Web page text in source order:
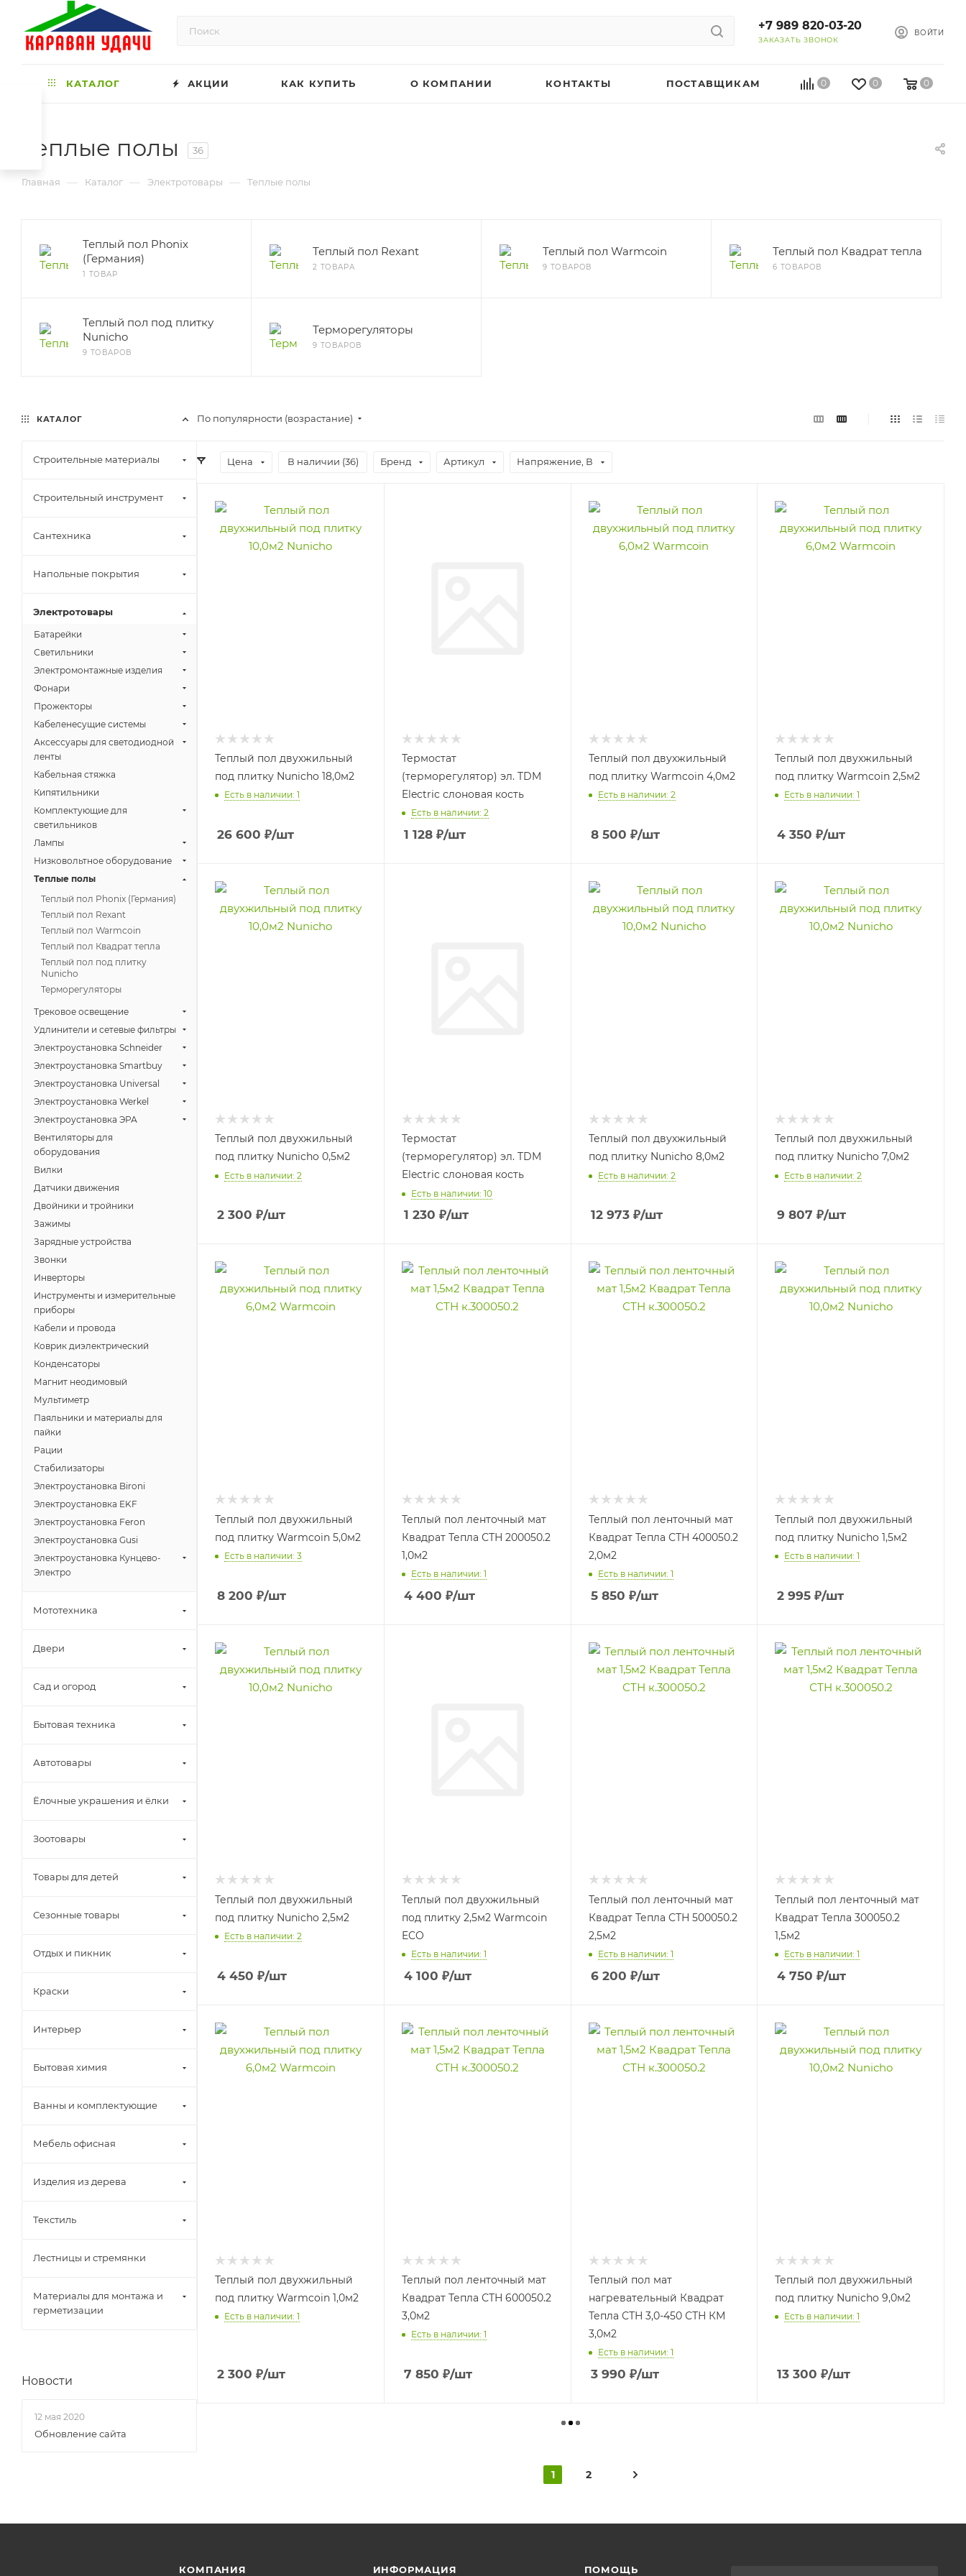
+7 989 820-03-20
ЗАКАЗАТЬ ЗВОНОК
ВОЙТИ
0 0 0
КАТАЛОГ АКЦИИ КАК КУПИТЬ О КОМПАНИИ КОНТАКТЫ ПОСТАВЩИКАМ
Теплые полы 36
Главная — Каталог — Электротовары — Теплые полы
Теплый пол Phonix
(Германия)
1 ТОВАР
Теплый пол Rexant
2 ТОВАРА
Теплый пол Warmcoin
9 ТОВАРОВ
Теплый пол Квадрат тепла
6 ТОВАРОВ
Теплый пол под плитку
Nunicho
9 ТОВАРОВ
Терморегуляторы
9 ТОВАРОВ
По популярности (возрастание)
Цена В наличии (36) Бренд Артикул Напряжение, В
Теплый пол двухжильный
под плитку Nunicho 18,0м2
Есть в наличии: 1
26 600 ₽/шт
Термостат
(терморегулятор) эл. TDM
Electric слоновая кость
Есть в наличии: 2
1 128₽/шт
Теплый пол двухжильный
под плитку Warmcoin 4,0м2
Есть в наличии: 2
8 500 ₽/шт
Теплый пол двухжильный
под плитку Warmcoin 2,5м2
Есть в наличии: 1
4 350 ₽/шт
Теплый пол двухжильный
под плитку Nunicho 0,5м2
Есть в наличии: 2
2 300 ₽/шт
Термостат
(терморегулятор) эл. TDM
Electric слоновая кость
Есть в наличии: 10
1 230 ₽/шт
Теплый пол двухжильный
под плитку Nunicho 8,0м2
Есть в наличии: 2
12 973₽/шт
Теплый пол двухжильный
под плитку Nunicho 7,0м2
Есть в наличии: 2
9 807 ₽/шт
Теплый пол двухжильный
под плитку Warmcoin 5,0м2
Есть в наличии: 3
8 200 ₽/шт
Теплый пол ленточный мат
Квадрат Тепла СТН 200050.2
1,0м2
Есть в наличии: 1
4 400 ₽/шт
Теплый пол ленточный мат
Квадрат Тепла СТН 400050.2
2,0м2
Есть в наличии: 1
5 850 ₽/шт
Теплый пол двухжильный
под плитку Nunicho 1,5м2
Есть в наличии: 1
2 995 ₽/шт
Теплый пол двухжильный
под плитку Nunicho 2,5м2
Есть в наличии: 2
4 450 ₽/шт
Теплый пол двухжильный
под плитку 2,5м2 Warmcoin
ECO
Есть в наличии: 1
4 100 ₽/шт
Теплый пол ленточный мат
Квадрат Тепла СТН 500050.2
2,5м2
Есть в наличии: 1
6 200 ₽/шт
Теплый пол ленточный мат
Квадрат Тепла 300050.2
1,5м2
Есть в наличии: 1
4 750 ₽/шт
Теплый пол двухжильный
под плитку Warmcoin 1,0м2
Есть в наличии: 1
2 300 ₽/шт
Теплый пол ленточный мат
Квадрат Тепла СТН 600050.2
3,0м2
Есть в наличии: 1
7 850 ₽/шт
Теплый пол мат
нагревательный Квадрат
Тепла СТН 3,0-450 СТН КМ
3,0м2
Есть в наличии: 1
3 990 ₽/шт
Теплый пол двухжильный
под плитку Nunicho 9,0м2
Есть в наличии: 1
13 300 ₽/шт
1 2
КАТАЛОГ
Строительные материалы
Строительный инструмент
Сантехника
Напольные покрытия
Электротовары
Батарейки
Светильники
Электромонтажные изделия
Фонари
Прожекторы
Кабеленесущие системы
Аксессуары для светодиодной
ленты
Кабельная стяжка
Кипятильники
Комплектующие для
светильников
Лампы
Низковольтное оборудование
Теплые полы
Теплый пол Phonix (Германия)
Теплый пол Rexant
Теплый пол Warmcoin
Теплый пол Квадрат тепла
Теплый пол под плитку
Nunicho
Терморегуляторы
Трековое освещение
Удлинители и сетевые фильтры
Электроустановка Schneider
Электроустановка Smartbuy
Электроустановка Universal
Электроустановка Werkel
Электроустановка ЭРА
Вентиляторы для
оборудования
Вилки
Датчики движения
Двойники и тройники
Зажимы
Зарядные устройства
Звонки
Инверторы
Инструменты и измерительные
приборы
Кабели и провода
Коврик диэлектрический
Конденсаторы
Магнит неодимовый
Мультиметр
Паяльники и материалы для
пайки
Рации
Стабилизаторы
Электроустановка Bironi
Электроустановка EKF
Электроустановка Feron
Электроустановка Gusi
Электроустановка Кунцево-
Электро
Мототехника
Двери
Сад и огород
Бытовая техника
Автотовары
Ёлочные украшения и ёлки
Зоотовары
Товары для детей
Сезонные товары
Отдых и пикник
Краски
Интерьер
Бытовая химия
Ванны и комплектующие
Мебель офисная
Изделия из дерева
Текстиль
Лестницы и стремянки
Материалы для монтажа и
герметизации
Новости
12 мая 2020
Обновление сайта
КОМПАНИЯ ИНФОРМАЦИЯ ПОМОЩЬ